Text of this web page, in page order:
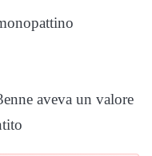
aveva un valore